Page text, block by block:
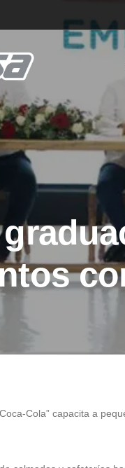
Cola” capacita a